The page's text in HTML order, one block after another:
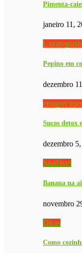
Pimenta-
janeiro 11,
Pepino em
dezembro
Sucos detox
dezembro
Saudável
Banana na
novembro
Dicas
Como